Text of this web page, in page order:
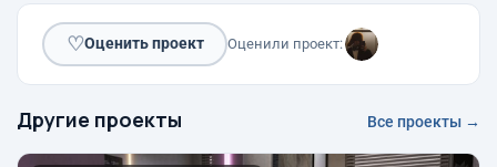
♡Оценить проект Оценили проект:
Другие проекты Все проекты →